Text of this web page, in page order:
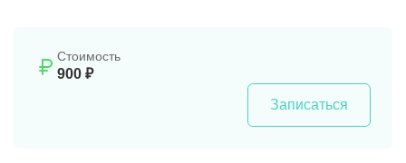
Стоимость
900 ₽
Записаться